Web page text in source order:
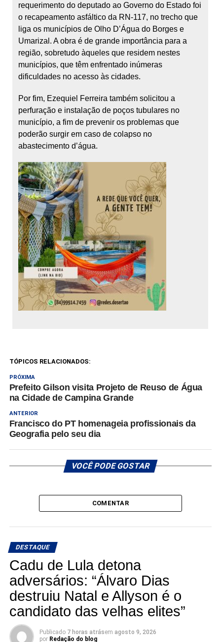
requerimento do deputado ao Governo do Estado foi
o recapeamento asfáltico da RN-117, no trecho que
liga os municípios de Olho D’Água do Borges e
Umarizal. A obra é de grande importância para a
região, sobretudo àqueles que residem nestes
municípios, que têm enfrentado inúmeras
dificuldades no acesso às cidades.
Por fim, Ezequiel Ferreira também solicitou a
perfuração e instalação de poços tubulares no
município, a fim de prevenir os problemas que
poderão surgir em caso de colapso no
abastecimento d’água.
TÓPICOS RELACIONADOS:
PRÓXIMA
Prefeito Gilson visita Projeto de Reuso de Água
na Cidade de Campina Grande
ANTERIOR
Francisco do PT homenageia profissionais da
Geografia pelo seu dia
VOCÊ PODE GOSTAR
COMENTAR
DESTAQUE
Cadu de Lula detona
adversários: “Álvaro Dias
destruiu Natal e Allyson é o
candidato das velhas elites”
Publicado 7 horas atrásem agosto 9, 2026
por Redação do blog